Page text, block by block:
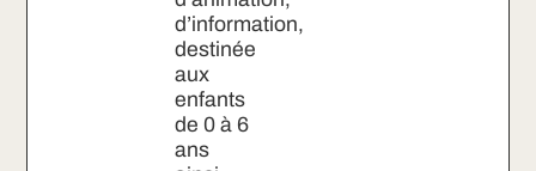
d’information,
destinée
aux
enfants
de 0 à 6
ans